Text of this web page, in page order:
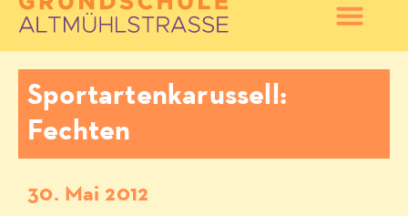
Sportartenkarussell:
Fechten
30. Mai 2012